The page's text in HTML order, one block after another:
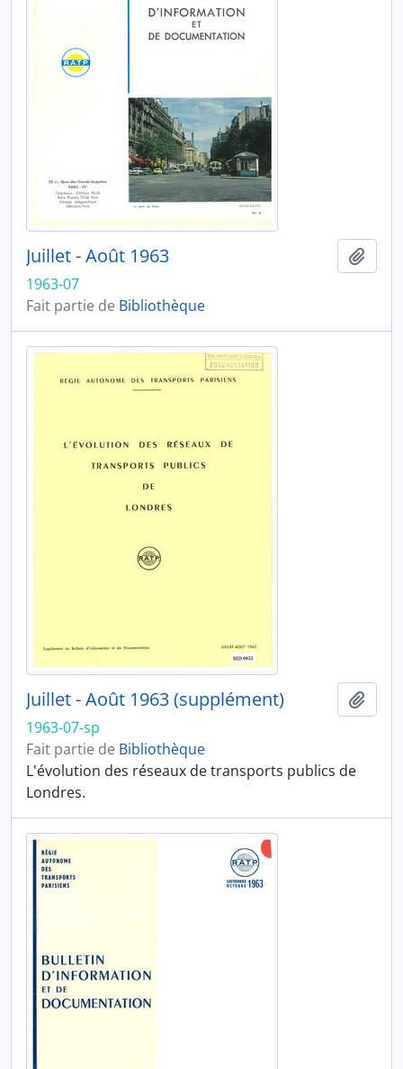
Juillet - Août 1963
1963-07
Fait partie de Bibliothèque
Juillet - Août 1963 (supplément)
1963-07-sp
Fait partie de Bibliothèque
L'évolution des réseaux de transports publics de
Londres.